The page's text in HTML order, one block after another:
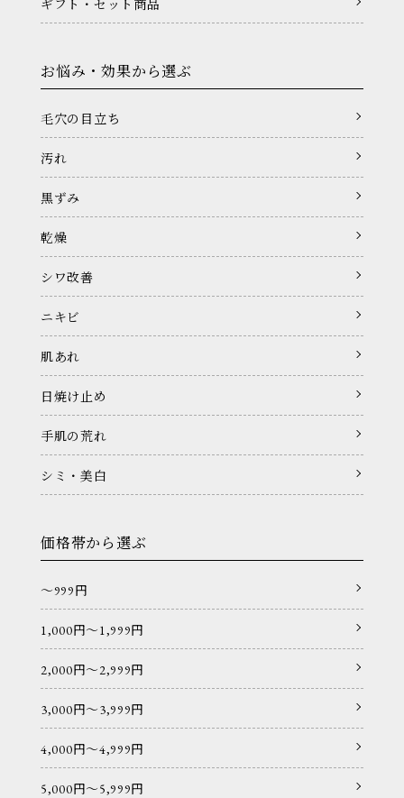
ギフト・セット商品
お悩み・効果から選ぶ
毛穴の目立ち
汚れ
黒ずみ
乾燥
シワ改善
ニキビ
肌あれ
日焼け止め
手肌の荒れ
シミ・美白
価格帯から選ぶ
〜999円
1,000円〜1,999円
2,000円〜2,999円
3,000円〜3,999円
4,000円〜4,999円
5,000円〜5,999円